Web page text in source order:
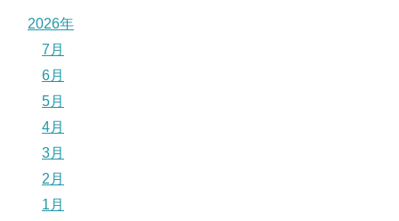
2026年
7月
6月
5月
4月
3月
2月
1月